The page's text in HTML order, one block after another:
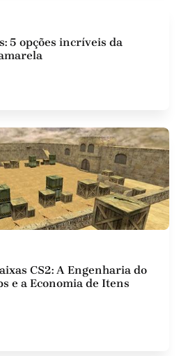
5 opções incríveis da
CS2: A Engenharia do
e a Economia de Itens